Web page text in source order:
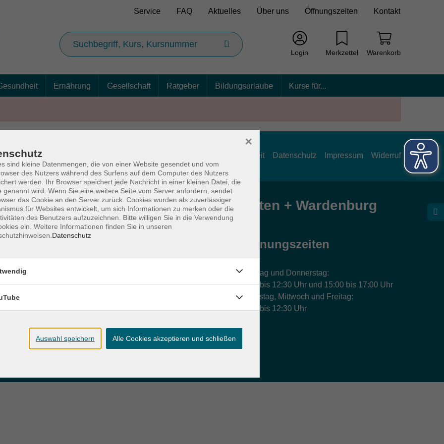
Service FAQ Aktuelles Über uns Öffnungszeiten Kontakt
Login Merkzettel Warenkorb
Ernährung Gesellschaft Ratgeber Bildungsurlaube Kurse für...
Barrierefreiheit Datenschutz Impressum Widerruf
und Donnerstag:
Volkshochschule Hatten + Wardenburg
26203 Wardenburg
Öffnungszeiten
Montag und Donnerstag:
9:00 bis 12:30 Uhr und 15:00 bis 17:00 Uhr
Dienstag, Mittwoch und Freitag:
9:00 bis 12:30 Uhr
sind kleine Datenmengen, die von einer Website gesendet und vom
des Nutzers während des Surfens auf dem Computer des Nutzers
werden. Ihr Browser speichert jede Nachricht in einer kleinen Datei, die
genannt wird. Wenn Sie eine weitere Seite vom Server anfordern, sendet
das Cookie an den Server zurück. Cookies wurden als zuverlässiger
für Websites entwickelt, um sich Informationen zu merken oder die
des Benutzers aufzuzeichnen. Bitte willigen Sie in die Verwendung
ein. Weitere Informationen finden Sie in unseren
Datenschutz
×
Auswahl speichern Alle Cookies akzeptieren und schließen